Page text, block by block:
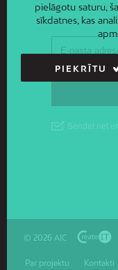
© 2026 AIC
Par projektu Kontakti
pielāgotu saturu,
sīkdatnes, kas
PIEKRĪTU